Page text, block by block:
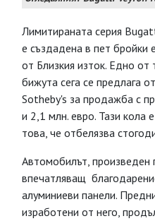
Лимитираната серия
е създадена в пет бройки
от Близкия изток. Едно от
бижута сега се предлага
Sotheby's за продажба с
и 2,1 млн. евро. Тази кола
това, че отбелязва
Автомобилът, произведен
впечатляващ
алуминиеви панели.
изработени от него,